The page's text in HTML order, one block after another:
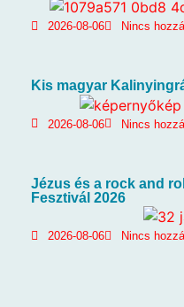
2026-08-06 Nincs
Kis magyar
2026-08-06 Nincs
Jézus és a rock and
Fesztivál 2026
2026-08-06 Nincs